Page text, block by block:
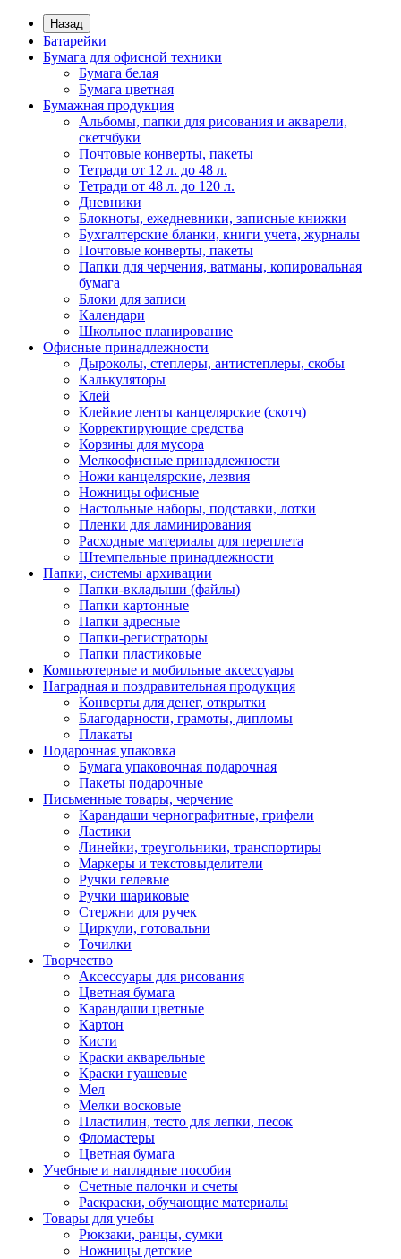
Назад
Батарейки
Бумага для офисной техники
Бумага белая
Бумага цветная
Бумажная продукция
Альбомы, папки для рисования и акварели,
скетчбуки
Почтовые конверты, пакеты
Тетради от 12 л. до 48 л.
Тетради от 48 л. до 120 л.
Дневники
Блокноты, ежедневники, записные книжки
Бухгалтерские бланки, книги учета, журналы
Почтовые конверты, пакеты
Папки для черчения, ватманы, копировальная
бумага
Блоки для записи
Календари
Школьное планирование
Офисные принадлежности
Дыроколы, степлеры, антистеплеры, скобы
Калькуляторы
Клей
Клейкие ленты канцелярские (скотч)
Корректирующие средства
Корзины для мусора
Мелкоофисные принадлежности
Ножи канцелярские, лезвия
Ножницы офисные
Настольные наборы, подставки, лотки
Пленки для ламинирования
Расходные материалы для переплета
Штемпельные принадлежности
Папки, системы архивации
Папки-вкладыши (файлы)
Папки картонные
Папки адресные
Папки-регистраторы
Папки пластиковые
Компьютерные и мобильные аксессуары
Наградная и поздравительная продукция
Конверты для денег, открытки
Благодарности, грамоты, дипломы
Плакаты
Подарочная упаковка
Бумага упаковочная подарочная
Пакеты подарочные
Письменные товары, черчение
Карандаши чернографитные, грифели
Ластики
Линейки, треугольники, транспортиры
Маркеры и текстовыделители
Ручки гелевые
Ручки шариковые
Стержни для ручек
Циркули, готовальни
Точилки
Творчество
Аксессуары для рисования
Цветная бумага
Карандаши цветные
Картон
Кисти
Краски акварельные
Краски гуашевые
Мел
Мелки восковые
Пластилин, тесто для лепки, песок
Фломастеры
Цветная бумага
Учебные и наглядные пособия
Счетные палочки и счеты
Раскраски, обучающие материалы
Товары для учебы
Рюкзаки, ранцы, сумки
Ножницы детские